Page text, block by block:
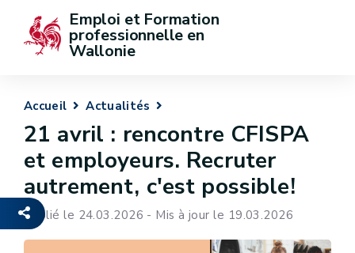
Emploi et Formation
professionnelle en
Wallonie
Accueil Actualités
21 avril : rencontre CFISPA
et employeurs. Recruter
autrement, c'est possible!
Publié le 24.03.2026 - Mis à jour le 19.03.2026